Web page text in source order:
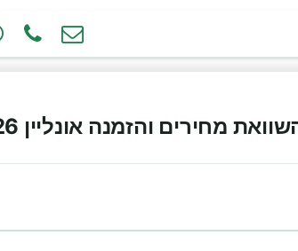
מחירים והזמנה אונליין 2026